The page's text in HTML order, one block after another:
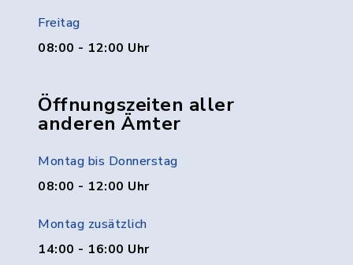
Freitag
08:00 - 12:00 Uhr
Öffnungszeiten aller
anderen Ämter
Montag bis Donnerstag
08:00 - 12:00 Uhr
Montag zusätzlich
14:00 - 16:00 Uhr